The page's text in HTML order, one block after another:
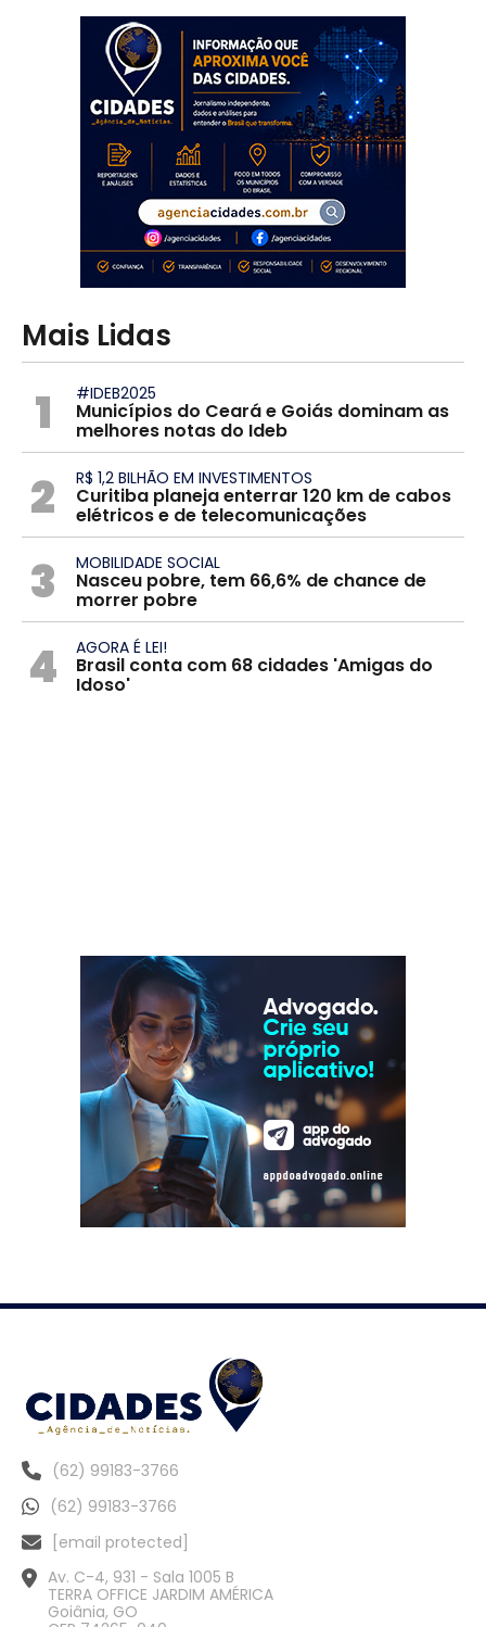
Mais Lidas
1 #IDEB2025
Municípios do Ceará e Goiás dominam as
melhores notas do Ideb
2 R$ 1,2 BILHÃO EM INVESTIMENTOS
Curitiba planeja enterrar 120 km de cabos
elétricos e de telecomunicações
3 MOBILIDADE SOCIAL
Nasceu pobre, tem 66,6% de chance de
morrer pobre
4 AGORA É LEI!
Brasil conta com 68 cidades 'Amigas do
Idoso'
(62) 99183-3766
(62) 99183-3766
[email protected]
Av. C-4, 931 - Sala 1005 B
TERRA OFFICE JARDIM AMÉRICA
Goiânia, GO